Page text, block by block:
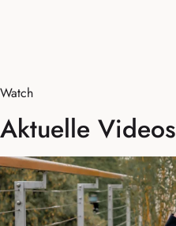
Watch
Aktuelle Videos